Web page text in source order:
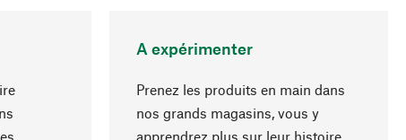
A expérimenter
Prenez les produits en main dans
nos grands magasins, vous y
apprendrez plus sur leur histoire